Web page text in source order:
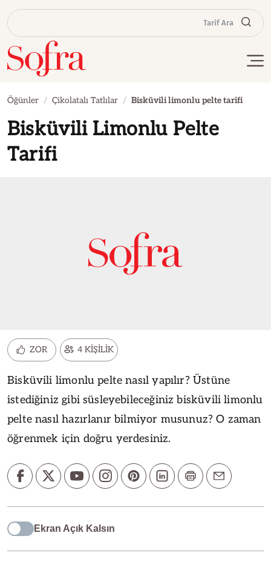
Tarif Ara
Öğünler Çikolatalı Tatlılar Bisküvili limonlu pelte tarifi
Bisküvili Limonlu Pelte
Tarifi
ZOR 4 KİŞİLİK
Bisküvili limonlu pelte nasıl yapılır? Üstüne
istediğiniz gibi süsleyebileceğiniz bisküvili limonlu
pelte nasıl hazırlanır bilmiyor musunuz? O zaman
öğrenmek için doğru yerdesiniz.
Ekran Açık Kalsın